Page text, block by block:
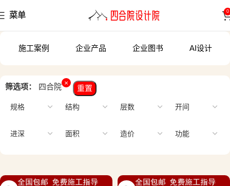
菜单 0
施工案例 企业产品 企业图书 AI设计
筛选项： 四合院 ×
重置